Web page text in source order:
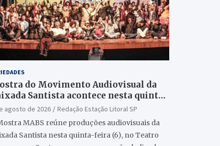
do Movimento Audiovisual da
Santista acontece nesta quinta
no Teatro Guarany
agosto de 2026
Redação Estação Litoral SP
MABS reúne produções audiovisuais da
Santista nesta quinta-feira (6), no Teatro